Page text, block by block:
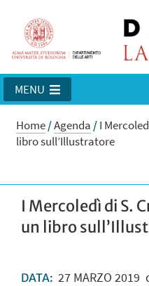
MENU
Home/Agenda /I
libro sull’Illustratore
I Mercoledì di S.
un libro
DATA: 27MARZO 2019